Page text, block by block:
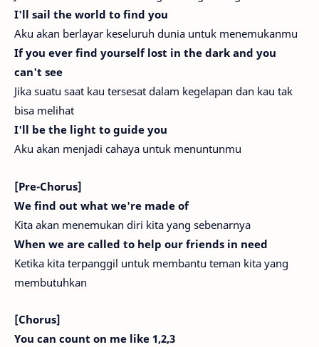
I'll sail the world to find you
Aku akan berlayar keseluruh dunia untuk menemukanmu
If you ever find yourself lost in the dark and you
can't see
Jika suatu saat kau tersesat dalam kegelapan dan kau tak
bisa melihat
I'll be the light to guide you
Aku akan menjadi cahaya untuk menuntunmu
[Pre-Chorus]
We find out what we're made of
Kita akan menemukan diri kita yang sebenarnya
When we are called to help our friends in need
Ketika kita terpanggil untuk membantu teman kita yang
membutuhkan
[Chorus]
You can count on me like 1,2,3